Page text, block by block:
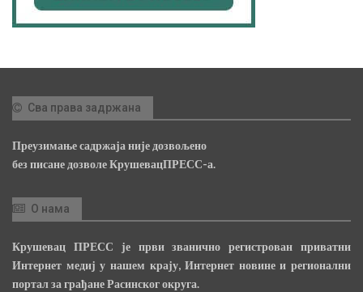
Сва права задржана
Преузимање садржаја није дозвољено
без писане дозволе КрушевацПРЕСС-а.
О нама
Крушевац ПРЕСС је први званично регистрован приватни
Интернет медиј у нашем крају, Интернет новине и регионални
портал за грађане Расинског округа.